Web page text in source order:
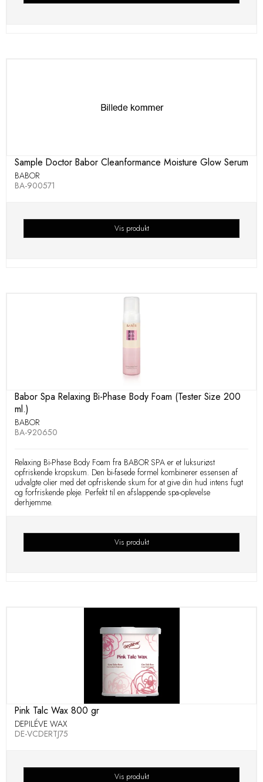
Sample Doctor Babor Cleanformance Moisture Glow Serum
BABOR
BA-900571
Vis produkt
Babor Spa Relaxing Bi-Phase Body Foam (Tester Size 200
ml.)
BABOR
BA-920650
Relaxing Bi-Phase Body Foam fra BABOR SPA er et luksuriøst
opfriskende kropskum. Den bi-fasede formel kombinerer essensen af ​​
udvalgte olier med det opfriskende skum for at give din hud intens fugt
og forfriskende pleje. Perfekt til en afslappende spa-oplevelse
derhjemme.
Vis produkt
Pink Talc Wax 800 gr
DEPILÉVE WAX
DE-VCDERTJ75
Vis produkt